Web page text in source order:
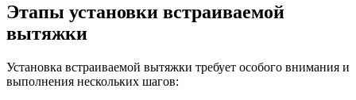
Этапы установки встраиваемой
вытяжки
Установка встраиваемой вытяжки требует особого внимания и
выполнения нескольких шагов: